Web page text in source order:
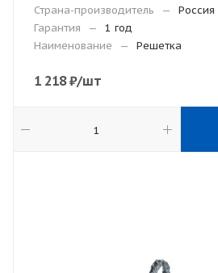
Страна-производитель
—
Россия
Гарантия
—
1 год
Наименование
— Решетка
1 218₽/шт